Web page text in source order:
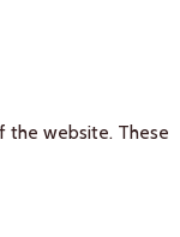
the website. These